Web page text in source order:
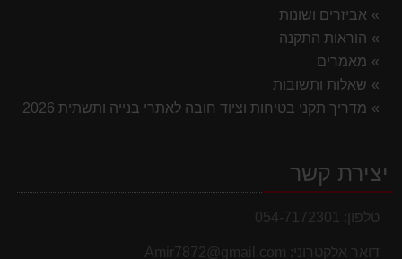
אביזרים ושונות
הוראות התקנה
מאמרים
שאלות ותשובות
מדריך תקני בטיחות וציוד חובה לאתרי בנייה ותשתית 2026
יצירת קשר
טלפון: 054-7172301
דואר אלקטרוני: Amir7872@gmail.com